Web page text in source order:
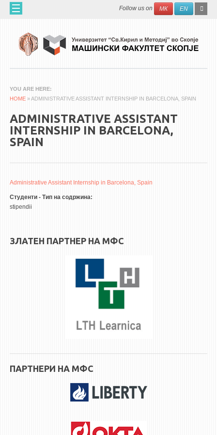
Skip to main content Search
Follow us on МК EN
ЗА НАС
60 ГОДИНИ МФ
ОРГАНИЗАЦИЈА
НАУЧНА ДЕЈНОСТ
МАШИНСКО ИНЖЕНЕРСТВО - НАУЧНО СПИСАНИЕ
QIM-SEE
AIR QUALITY MODELLING
ЗАВРШНИ СМЕТКИ
ТЕЛЕФОНСКИ ИМЕНИК
YOU ARE HERE
HOME » ADMINISTRATIVE ASSISTANT INTERNSHIP IN BARCELONA, SPAIN
ADMINISTRATIVE ASSISTANT
INTERNSHIP IN BARCELONA,
SPAIN
Administrative Assistant Internship in Barcelona, Spain
Студенти - Тип на содржина:
stipendii
ЗЛАТЕН ПАРТНЕР НА МФС
ПАРТНЕРИ НА МФС